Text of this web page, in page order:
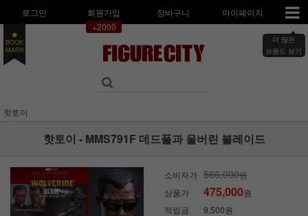
로그인
회원가입
+2000
장바구니 마이페이지
더 많은
브랜드 보기
BOOK
MARK
핫토이
핫토이 - MMS791F 데드풀과 울버린 블레이드
소비자가 566,000원
상품가
475,000원
적립금
9,500원